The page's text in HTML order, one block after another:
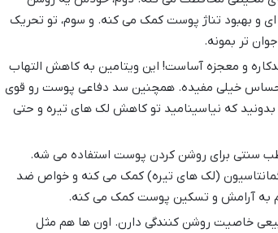
و بهبود تناژ پوست کمک می کنه. و سوم، تو تحریک
تر بمونه.
و معجزه آساست! این ویتامین به کاهش التهاب
خیلی مفیده. همچنین سد دفاعی پوست رو قوی
که نیاسینامید تو کاهش لک های تیره و حتی
سنتی برای روشن کردن پوست استفاده می شه.
(لک های تیره) کمک می کنه و خواص ضد
به آرامش و تسکین پوست کمک می کنه.
خاصیت روشن کنندگی دارن. اون ها هم مثل